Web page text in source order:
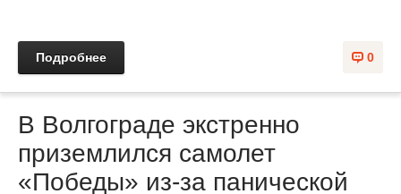
0
Подробнее
В Волгограде экстренно
приземлился самолет
«Победы» из-за панической